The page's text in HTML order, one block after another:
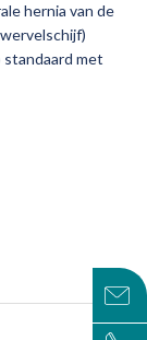
hernia van de
met